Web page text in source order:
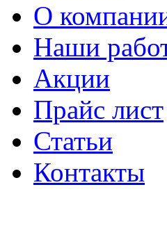
О
Наши
Акции
Прайс лист
Статьи
Контакты